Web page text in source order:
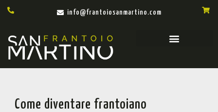
info@frantoiosanmartino.com
Come diventare frantoiano